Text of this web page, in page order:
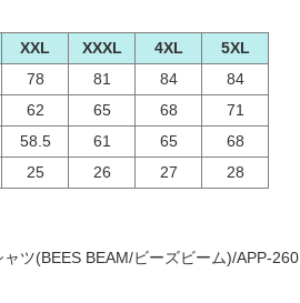
XXL XXXL 4XL
5XL
78 81 84
84
62 65 68
71
58.5 61 65
68
25 26 27 28
ツ(BEES BEAM/ビーズビーム)/APP-260